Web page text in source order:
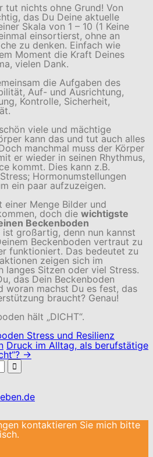
tut nichts ohne Grund! Von
das Du Deine aktuelle
Skala von 1 – 10 (1 Keine
einsortierst, ohne an
zu denken. Einfach wie
Moment die Kraft Deines
vielen Dank.
die Aufgaben des
Auf- und Ausrichtung,
Kontrolle, Sicherheit,
viele und mächtige
kann das und tut auch alles
manchmal muss der Körper
er wieder in seinen Rhythmus,
kommt. Dies kann z.B.
Hormonumstellungen
ein paar aufzuzeigen.
Menge Bilder und
doch die wichtigste
Beckenboden
ist großartig, denn nun kannst
Beckenboden vertraut zu
funktioniert. Das bedeutet zu
zeigen sich im
langes Sitzen oder viel Stress.
das Dein Beckenboden
woran machst Du es fest, das
braucht? Genau!
hält „DICHT“.
Stress und Resilienz
Druck im Alltag, als berufstätige
→
kontaktieren Sie mich bitte